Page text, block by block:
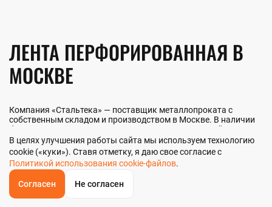
ОБРАТНЫЙЗВОНОК
ЛЕНТА ПЕРФОРИРОВАННАЯ В
МОСКВЕ
Компания «Стальтека» — поставщик металлопроката с
собственным складом и производством в Москве. В наличии
более 130 видов металлопроката и 70 наименований
металлоизделий — черный, цветной и нержавеющий прокат
любых типоразмеров. Мы реализуем ленту перфорированную
как оптом, так и в розницу прямо со склада из наличия или
под заказ. Контроль качества на всех этапах — от входного
анализа до отгрузки.
Главная
В целях улучшения работы сайта мы используем технологию
cookie («куки»). Ставя отметку, я даю свое согласие с
Политикой использования cookie-файлов.
Согласен Не согласен